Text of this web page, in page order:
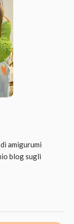
amigurumi
blog sugli